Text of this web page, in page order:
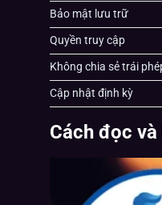
Bảo mật lưu trữ
Quyền truy cập
Không chia sẻ trái
Cập nhật định kỳ
Cách đọc